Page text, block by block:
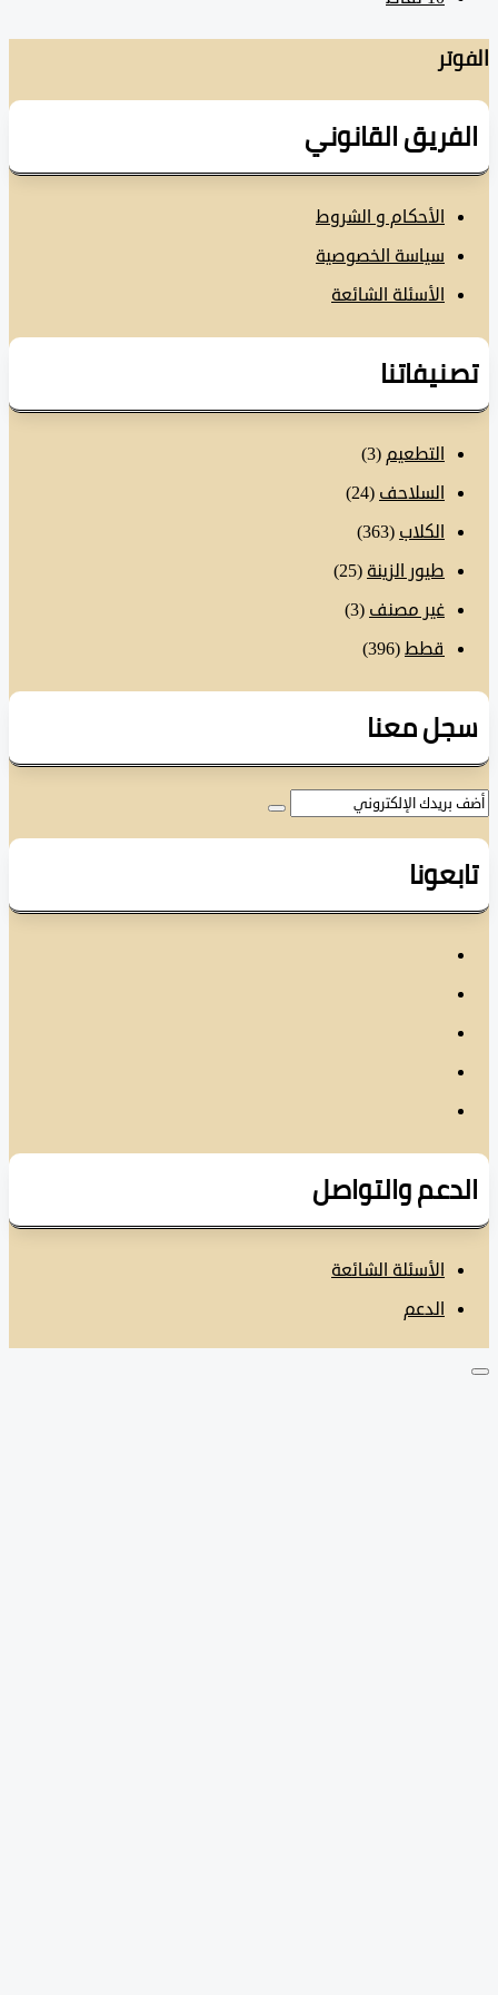
القانوني
الأحكام و الشروط
سياسة الخصوصية
الأسئلة الشائعة
التطعيم(3)
السلاحف(24)
الكلاب(363)
طيور الزينة (25)
غير مصنف(3)
قطط
(396)
معنا
والتواصل
الأسئلة الشائعة
الدعم